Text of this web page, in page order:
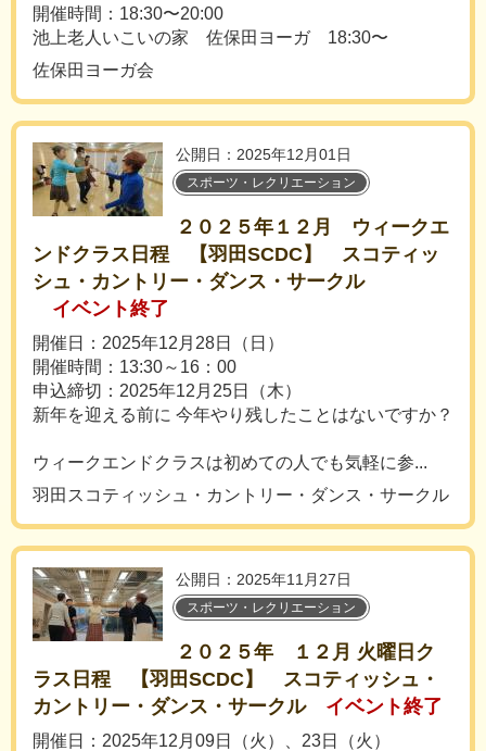
開催時間：18:30〜20:00
池上老人いこいの家 佐保田ヨーガ 18:30〜
佐保田ヨーガ会
公開日：2025年12月01日
スポーツ・レクリエーション
２０２５年１２月 ウィークエ
ンドクラス日程 【羽田SCDC】 スコティッ
シュ・カントリー・ダンス・サークル
イベント終了
開催日：2025年12月28日（日）
開催時間：13:30～16：00
申込締切：2025年12月25日（木）
新年を迎える前に 今年やり残したことはないですか？
ウィークエンドクラスは初めての人でも気軽に参...
羽田スコティッシュ・カントリー・ダンス・サークル
公開日：2025年11月27日
スポーツ・レクリエーション
２０２５年 １２月 火曜日ク
ラス日程 【羽田SCDC】 スコティッシュ・
カントリー・ダンス・サークル
イベント終了
開催日：2025年12月09日（火）、23日（火）